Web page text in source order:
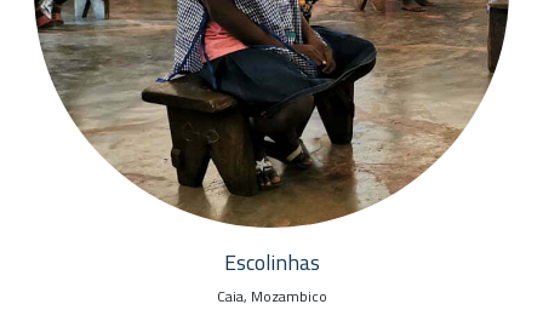
Escolinhas
Caia, Mozambico